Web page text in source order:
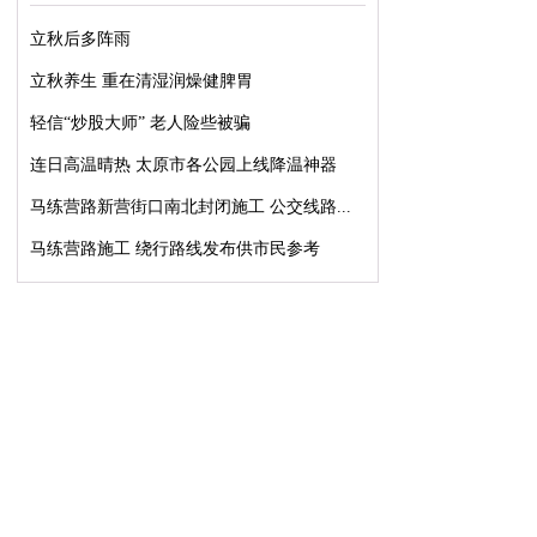
立秋后多阵雨
立秋养生 重在清湿润燥健脾胃
轻信“炒股大师” 老人险些被骗
连日高温晴热 太原市各公园上线降温神器
马练营路新营街口南北封闭施工 公交线路...
马练营路施工 绕行路线发布供市民参考